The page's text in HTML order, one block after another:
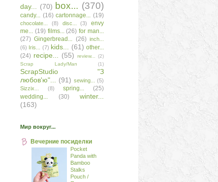
day...
(70) box... (370)
candy... (16) cartonnage... (19)
chocolate... (8) disc... (3)
envy
me... (19) films... (26) for man...
(27) Gingerbread... (26) inch...
(6) Iris... (7) kids... (61) other...
(24) recipe... (55) review...
(2)
Scrap Lady/Man
(1)
ScrapStudio "З
любов'ю"...
(91) sewing...
(5)
Sizzix...
(8) spring...
(25)
wedding...
(30)
winter...
(163)
Мир вокруг...
Вечерние посиделки
Pocket
Panda with
Bamboo
Stalks
Pouch /